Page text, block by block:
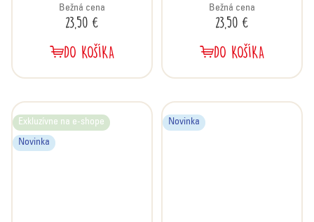
Bežná cena
23,50 €
DO KOŠÍKA
Bežná cena
23,50 €
DO KOŠÍKA
Novinka
Exkluzívne na e-shope Novinka